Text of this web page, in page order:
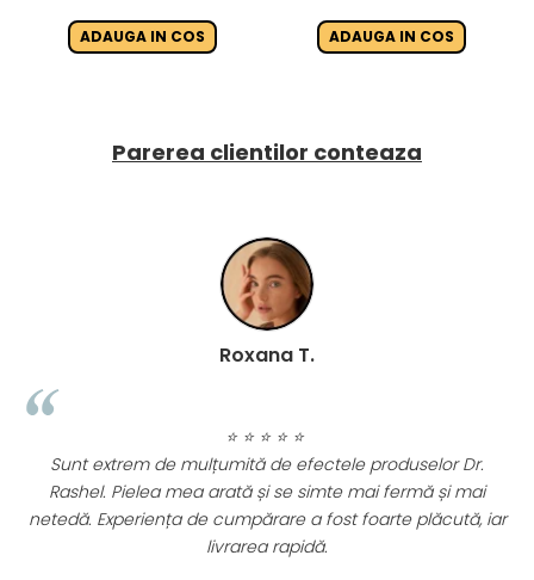
ADAUGA IN COS ADAUGA IN COS
Parerea clientilor conteaza
de efectele produselor Dr.
arată și se simte mai fermă și mai
de cumpărare a fost foarte plăcută, iar
Am încercat mai
impresionată de